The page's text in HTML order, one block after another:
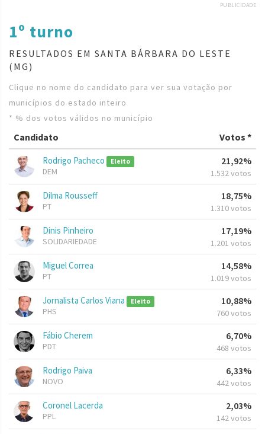
PUBLICIDADE
1º turno
RESULTADOS EM SANTA BÁRBARA DO LESTE
(MG)
Clique no nome do candidato para ver sua votação por
municípios do estado inteiro
* % dos votos válidos no município
Candidato Votos *
Rodrigo Pacheco Eleito
DEM
21,92%
1.532 votos
Dilma Rousseff
PT
18,75%
1.310 votos
Dinis Pinheiro
SOLIDARIEDADE
17,19%
1.201 votos
Miguel Correa
PT
14,58%
1.019 votos
Jornalista Carlos Viana Eleito
PHS
10,88%
760 votos
Fábio Cherem
PDT
6,70%
468 votos
Rodrigo Paiva
NOVO
6,33%
442 votos
Coronel Lacerda
PPL
2,03%
142 votos